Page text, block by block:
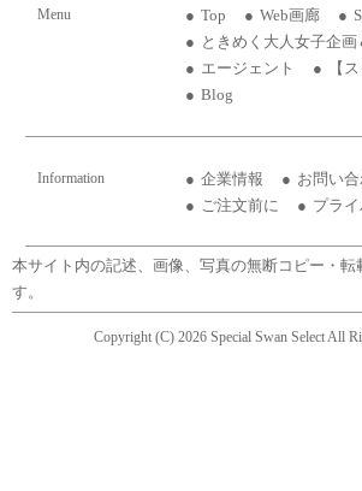
Menu Top Web画廊
ときめく大人女子企画
エージェント
【
Blog
Information 企業情報
お問い
ご注文前に
プラ
本サイト内の記述、画像、写真の無断コピー・転
す。
Copyright (C) 2026 Special Swan Select All